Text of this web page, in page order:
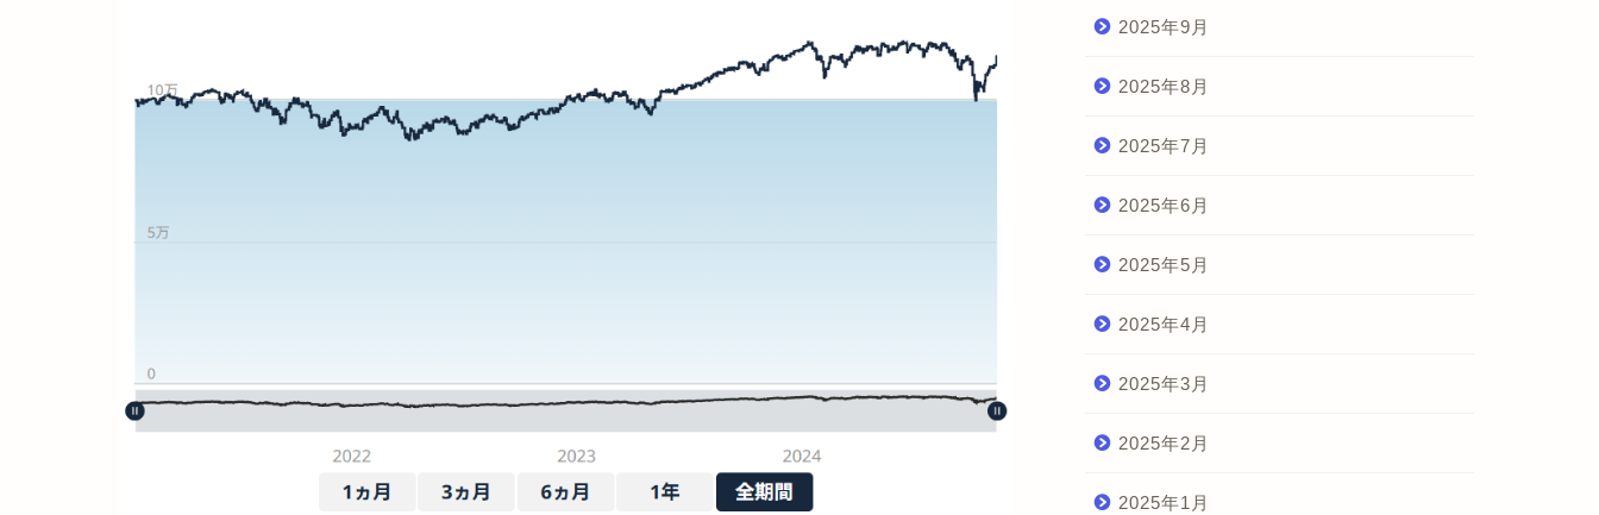
2025年9月
2025年8月
2025年7月
2025年6月
2025年5月
2025年4月
2025年3月
2025年2月
2025年1月